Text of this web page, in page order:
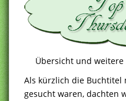
Übersicht und weitere
Als kürzlich die Buchtitel
gesucht waren, dachten